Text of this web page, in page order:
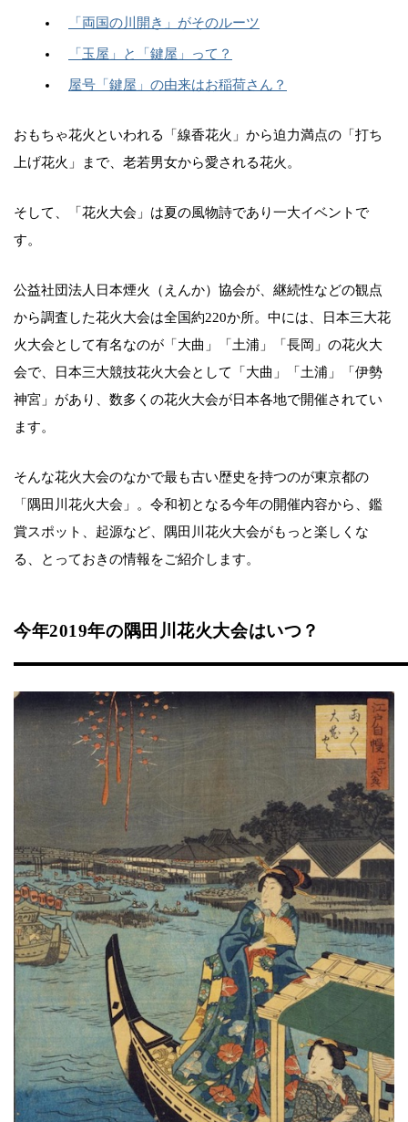
「両国の川開き」がそのルーツ
「玉屋」と「鍵屋」って？
屋号「鍵屋」の由来はお稲荷さん？
おもちゃ花火といわれる「線香花火」から迫力満点の「打ち
上げ花火」まで、老若男女から愛される花火。
そして、「花火大会」は夏の風物詩であり一大イベントで
す。
公益社団法人日本煙火（えんか）協会が、継続性などの観点
から調査した花火大会は全国約220か所。中には、日本三大花
火大会として有名なのが「大曲」「土浦」「長岡」の花火大
会で、日本三大競技花火大会として「大曲」「土浦」「伊勢
神宮」があり、数多くの花火大会が日本各地で開催されてい
ます。
そんな花火大会のなかで最も古い歴史を持つのが東京都の
「隅田川花火大会」。令和初となる今年の開催内容から、鑑
賞スポット、起源など、隅田川花火大会がもっと楽しくな
る、とっておきの情報をご紹介します。
今年2019年の隅田川花火大会はいつ？